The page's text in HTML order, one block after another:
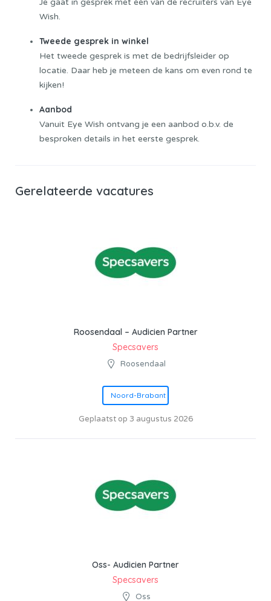
Wish.
Tweede gesprek in winkel
Het tweede gesprek is met de bedrijfsleider op
locatie. Daar heb je meteen de kans om even rond te
kijken!
Aanbod
Vanuit Eye Wish ontvang je een aanbod o.b.v. de
besproken details in het eerste gesprek.
Gerelateerde vacatures
Roosendaal – Audicien Partner
Specsavers
Roosendaal
Noord-Brabant
Geplaatst op 3 augustus 2026
Oss- Audicien Partner
Specsavers
Oss